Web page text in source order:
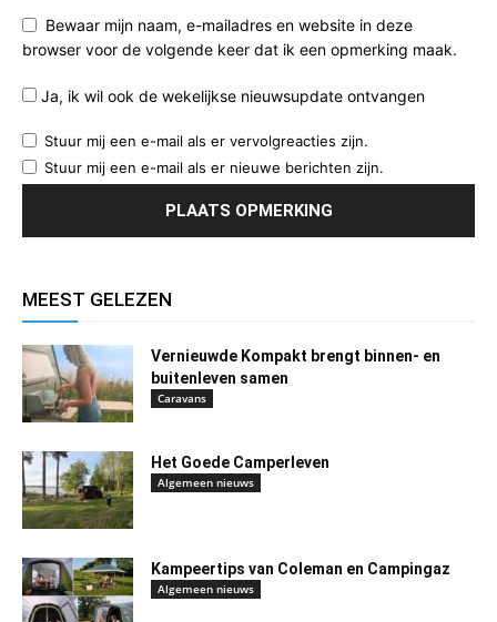
Bewaar mijn naam, e-mailadres en website in deze
browser voor de volgende keer dat ik een opmerking maak.
Ja, ik wil ook de wekelijkse nieuwsupdate ontvangen
Stuur mij een e-mail als er vervolgreacties zijn.
Stuur mij een e-mail als er nieuwe berichten zijn.
MEEST GELEZEN
Vernieuwde Kompakt brengt binnen- en
buitenleven samen
Caravans
Het Goede Camperleven
Algemeen nieuws
Kampeertips van Coleman en Campingaz
Algemeen nieuws